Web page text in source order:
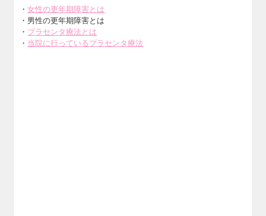
・女性の更年期障害とは
・男性の更年期障害とは
・ プラセンタ療法とは
・ 当院に行っているプラセンタ療法